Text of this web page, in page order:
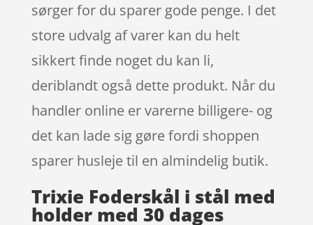
sørger for du sparer gode penge. I det
store udvalg af varer kan du helt
sikkert finde noget du kan li,
deriblandt også dette produkt. Når du
handler online er varerne billigere- og
det kan lade sig gøre fordi shoppen
sparer husleje til en almindelig butik.
Trixie Foderskål i stål med
holder med 30 dages